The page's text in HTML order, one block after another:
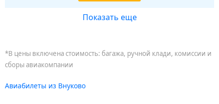
Показать еще
*В цены включена стоимость: багажа, ручной клади, комиссии и
сборы авиакомпании
Авиабилеты из Внуково